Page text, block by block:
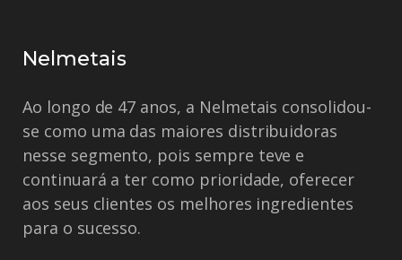
Nelmetais
Ao longo de 47 anos, a Nelmetais consolidou-
se como uma das maiores distribuidoras
nesse segmento, pois sempre teve e
continuará a ter como prioridade, oferecer
aos seus clientes os melhores ingredientes
para o sucesso.